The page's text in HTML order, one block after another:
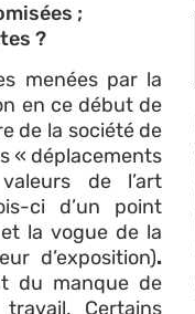
;
?
menées par la
en ce début de
de la société de
« déplacements
de l’art
ci d’un point
la vogue de la
d’exposition).
du manque de
Certains